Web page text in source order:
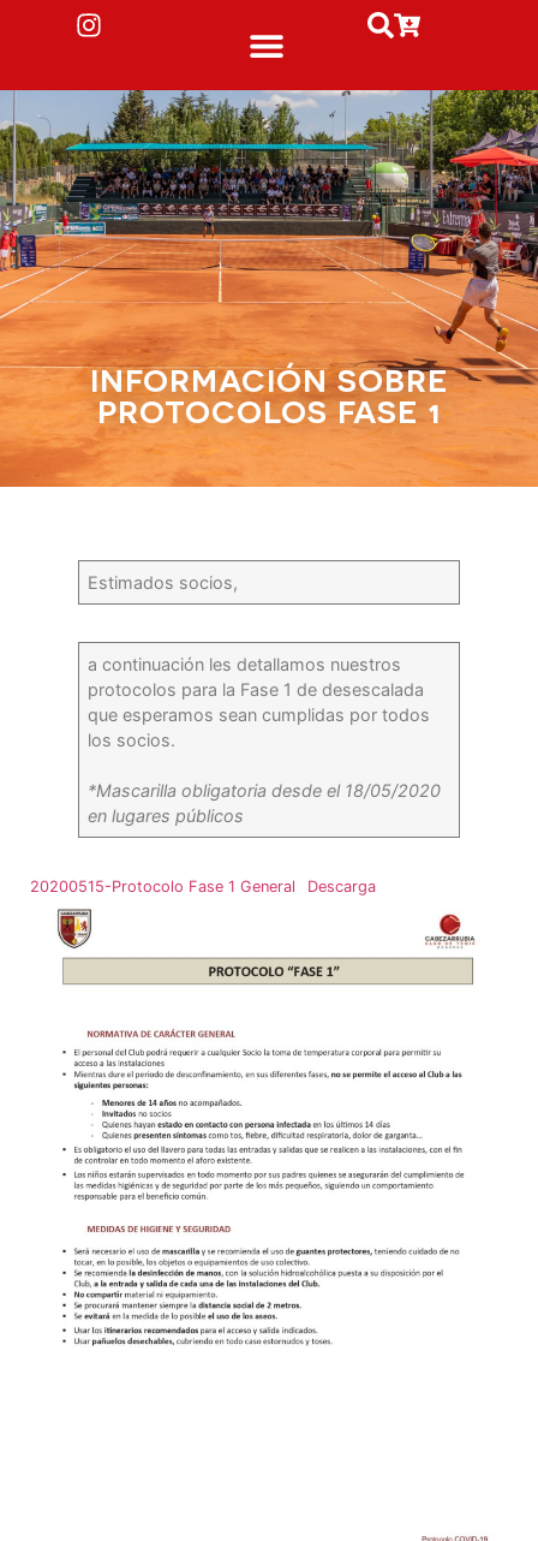
INFORMACIÓN SOBRE
PROTOCOLOS FASE 1
Estimados socios,
a continuación les detallamos nuestros
protocolos para la Fase 1 de desescalada
que esperamos sean cumplidas por todos
los socios.
*Mascarilla obligatoria desde el 18/05/2020
en lugares públicos
20200515-Protocolo Fase 1 General Descarga